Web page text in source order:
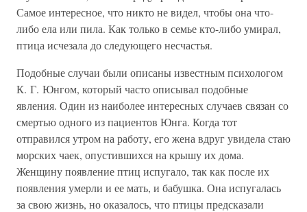
Самое интересное, что никто не видел, чтобы она что-
либо ела или пила. Как только в семье кто-либо умирал,
птица исчезала до следующего несчастья.
Подобные случаи были описаны известным психологом
К. Г. Юнгом, который часто описывал подобные
явления. Один из наиболее интересных случаев связан со
смертью одного из пациентов Юнга. Когда тот
отправился утром на работу, его жена вдруг увидела стаю
морских чаек, опустившихся на крышу их дома.
Женщину появление птиц испугало, так как после их
появления умерли и ее мать, и бабушка. Она испугалась
за свою жизнь, но оказалось, что птицы предсказали